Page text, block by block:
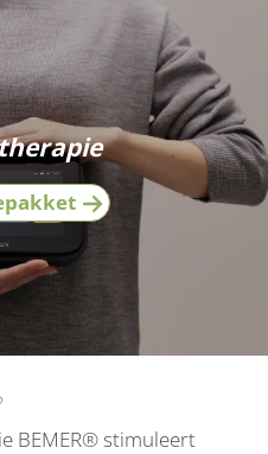
BEMER® stimuleert